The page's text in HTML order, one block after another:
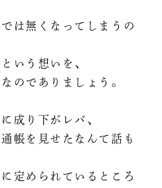
は無くなってしまうの
いう想いを、
のでありましょう。
成り下がレバ、
帳を見せたなんて話も
定められているところ